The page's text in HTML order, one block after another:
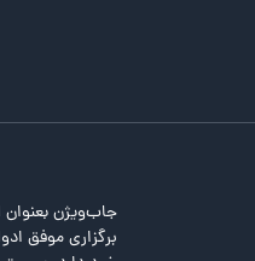
جاب‌ویژن بعنوان
برگزاری موفق